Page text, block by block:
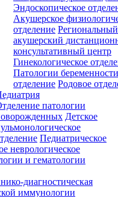
Эндоскопическое
Акушерское
отделение Региональный
акушерский
консультативный центр
Гинекологическое
Патологии
отделение Родовое
патологии
Детское
Педиатрическое
неврологическое
и гематологии
диагностическая
иммунологии